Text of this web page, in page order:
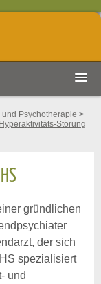
Psychotherapie >
Störung
gründlichen
der sich
spezialisiert
und